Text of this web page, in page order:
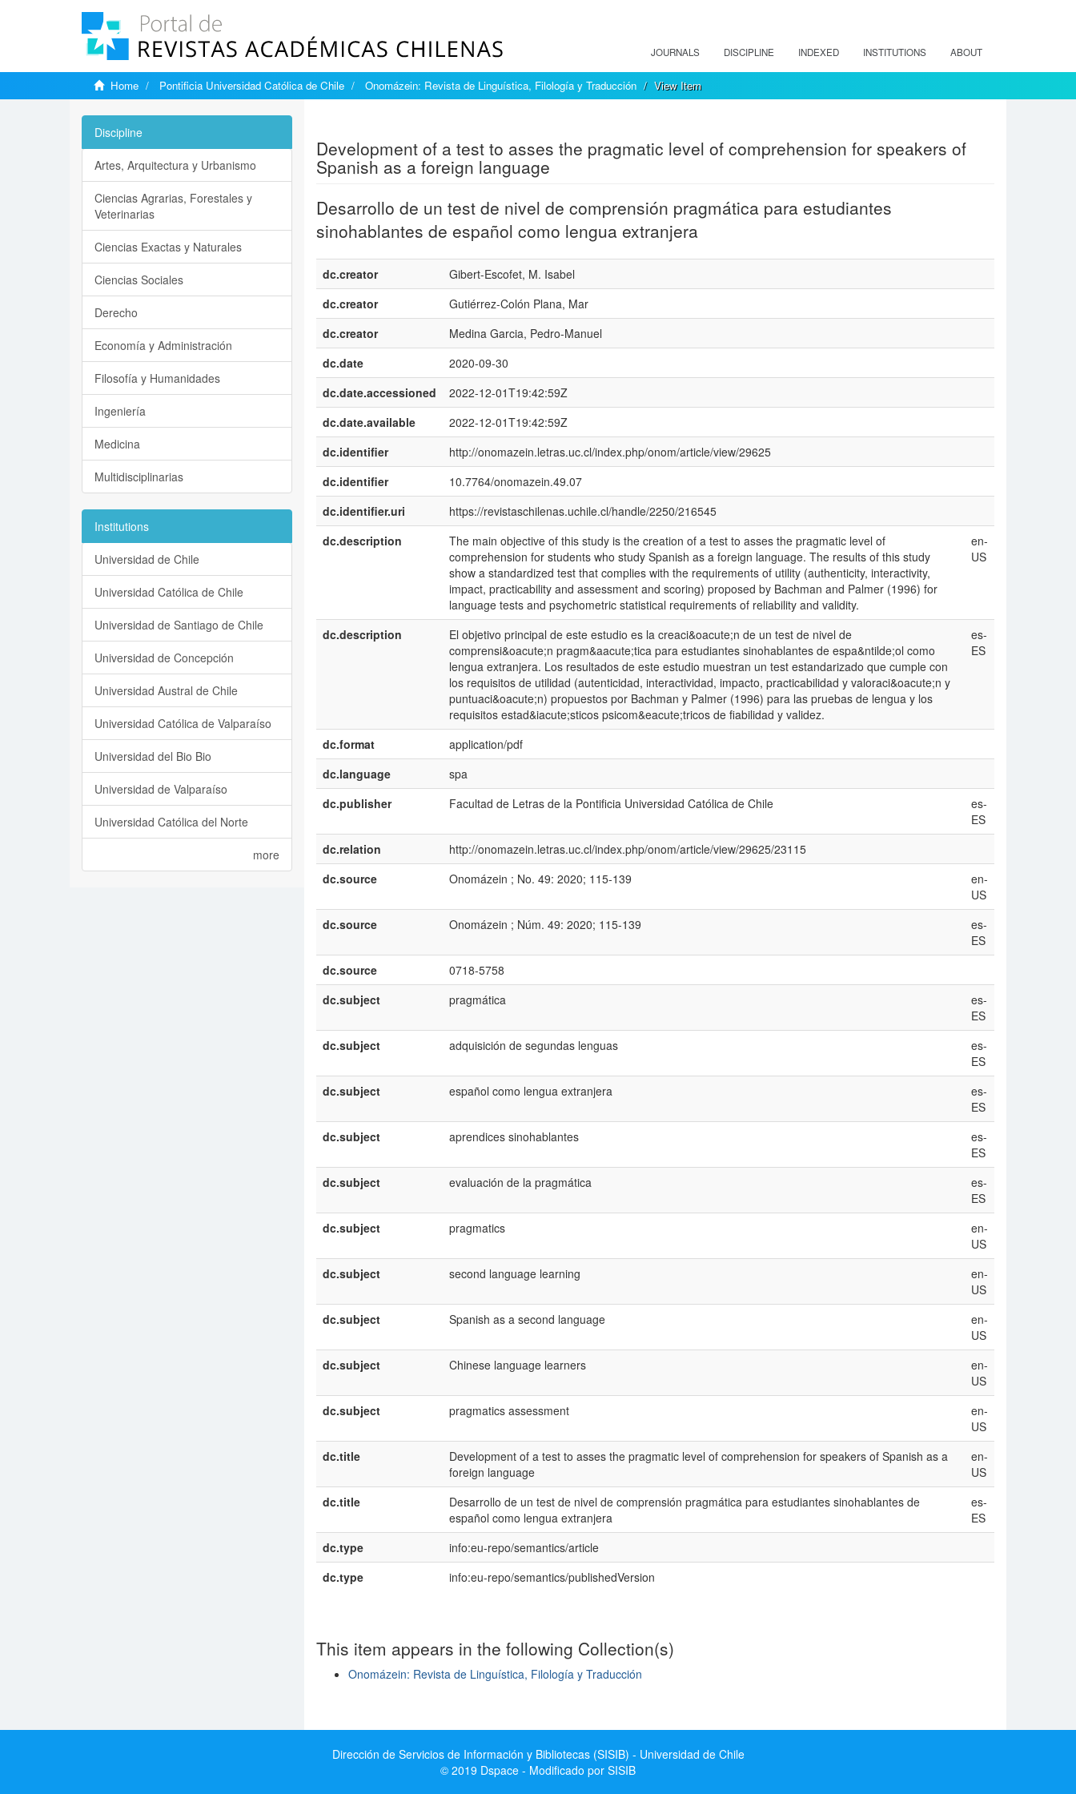
JOURNALS DISCIPLINE INDEXED INSTITUTIONS ABOUT
Home Pontificia Universidad Católica de Chile Onomázein: Revista de Linguística, Filología y Traducción View Item
Development of a test to asses the pragmatic level of comprehension for speakers of
Spanish as a foreign language
Desarrollo de un test de nivel de comprensión pragmática para estudiantes
sinohablantes de español como lengua extranjera
dc.creator
Gibert-Escofet, M. Isabel
dc.creator
Gutiérrez-Colón Plana, Mar
dc.creator
Medina Garcia, Pedro-Manuel
dc.date
2020-09-30
dc.date.accessioned
2022-12-01T19:42:59Z
dc.date.available
2022-12-01T19:42:59Z
dc.identifier
http://onomazein.letras.uc.cl/index.php/onom/article/view/29625
dc.identifier
10.7764/onomazein.49.07
dc.identifier.uri
https://revistaschilenas.uchile.cl/handle/2250/216545
dc.description
The main objective of this study is the creation of a test to asses the pragmatic level of
comprehension for students who study Spanish as a foreign language. The results of this study
show a standardized test that complies with the requirements of utility (authenticity, interactivity,
impact, practicability and assessment and scoring) proposed by Bachman and Palmer (1996) for
language tests and psychometric statistical requirements of reliability and validity.
en-
US
dc.description
El objetivo principal de este estudio es la creaci&oacute;n de un test de nivel de
comprensi&oacute;n pragm&aacute;tica para estudiantes sinohablantes de espa&ntilde;ol como
lengua extranjera. Los resultados de este estudio muestran un test estandarizado que cumple con
los requisitos de utilidad (autenticidad, interactividad, impacto, practicabilidad y valoraci&oacute;n y
puntuaci&oacute;n) propuestos por Bachman y Palmer (1996) para las pruebas de lengua y los
requisitos estad&iacute;sticos psicom&eacute;tricos de fiabilidad y validez.
es-
ES
dc.format
application/pdf
dc.language
spa
dc.publisher
Facultad de Letras de la Pontificia Universidad Católica de Chile
es-
ES
dc.relation
http://onomazein.letras.uc.cl/index.php/onom/article/view/29625/23115
dc.source
Onomázein ; No. 49: 2020; 115-139
en-
US
dc.source
Onomázein ; Núm. 49: 2020; 115-139
es-
ES
dc.source
0718-5758
dc.subject
pragmática
es-
ES
dc.subject
adquisición de segundas lenguas
es-
ES
dc.subject
español como lengua extranjera
es-
ES
dc.subject
aprendices sinohablantes
es-
ES
dc.subject
evaluación de la pragmática
es-
ES
dc.subject
pragmatics
en-
US
dc.subject
second language learning
en-
US
dc.subject
Spanish as a second language
en-
US
dc.subject
Chinese language learners
en-
US
dc.subject
pragmatics assessment
en-
US
dc.title
Development of a test to asses the pragmatic level of comprehension for speakers of Spanish as a
foreign language
en-
US
dc.title
Desarrollo de un test de nivel de comprensión pragmática para estudiantes sinohablantes de
español como lengua extranjera
es-
ES
dc.type
info:eu-repo/semantics/article
dc.type
info:eu-repo/semantics/publishedVersion
This item appears in the following Collection(s)
Onomázein: Revista de Linguística, Filología y Traducción
Discipline
Artes, Arquitectura y Urbanismo
Ciencias Agrarias, Forestales y
Veterinarias
Ciencias Exactas y Naturales
Ciencias Sociales
Derecho
Economía y Administración
Filosofía y Humanidades
Ingeniería
Medicina
Multidisciplinarias
Institutions
Universidad de Chile
Universidad Católica de Chile
Universidad de Santiago de Chile
Universidad de Concepción
Universidad Austral de Chile
Universidad Católica de Valparaíso
Universidad del Bio Bio
Universidad de Valparaíso
Universidad Católica del Norte
more
Dirección de Servicios de Información y Bibliotecas (SISIB) - Universidad de Chile
© 2019 Dspace - Modificado por SISIB